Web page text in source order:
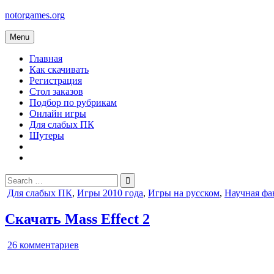
Skip
content
notorgames.org
Menu
Главная
Как скачивать
Регистрация
Стол заказов
Подбор по рубрикам
Онлайн игры
Для слабых ПК
Шутеры
Search
for:
Posted
Для слабых ПК, Игры 2010 года, Игры на русском, Научная
Скачать Mass Effect 2
26 комментариев